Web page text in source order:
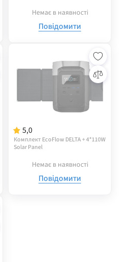
Немає в наявності
Повідомити
5,0
Комплект EcoFlow DELTA + 4*110W
Solar Panel
Немає в наявності
Повідомити